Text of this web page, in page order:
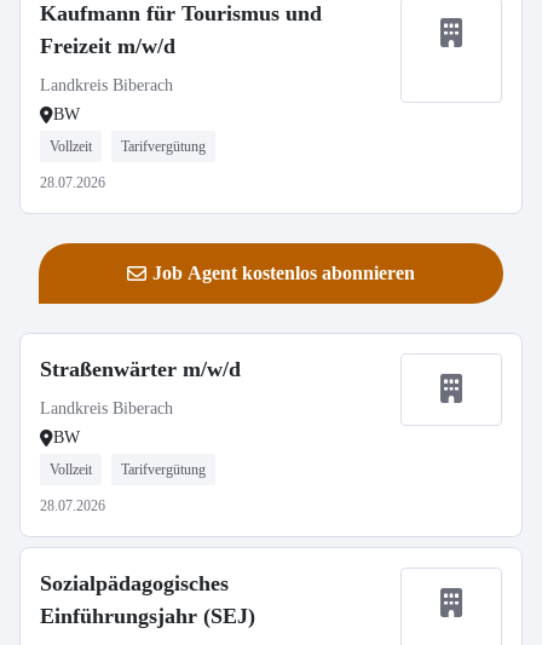
Kaufmann für Tourismus und
Freizeit m/w/d
Landkreis Biberach
BW
Vollzeit Tarifvergütung
28.07.2026
Job Agent kostenlos abonnieren
Straßenwärter m/w/d
Landkreis Biberach
BW
Vollzeit Tarifvergütung
28.07.2026
Sozialpädagogisches
Einführungsjahr (SEJ)